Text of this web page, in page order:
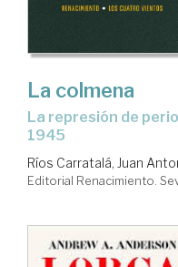
La colmena
La represión de periodistas y escritores, 1939-
1945
Ríos Carratalá, Juan
Editorial Renacimiento.